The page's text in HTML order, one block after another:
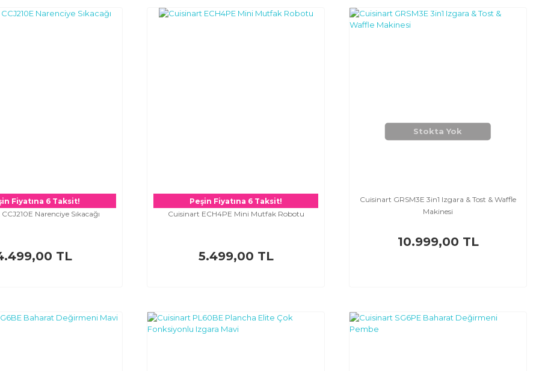
Fiyatına 6 Taksit!
Narenciye Sıkacağı
TL
Peşin Fiyatına 6 Taksit!
Cuisinart ECH4PE Mini Mutfak Robotu
5.499,00 TL
Stokta Yok
Cuisinart GRSM3E 3in1 Izgara & Tost & Waffle
Makinesi
10.999,00 TL